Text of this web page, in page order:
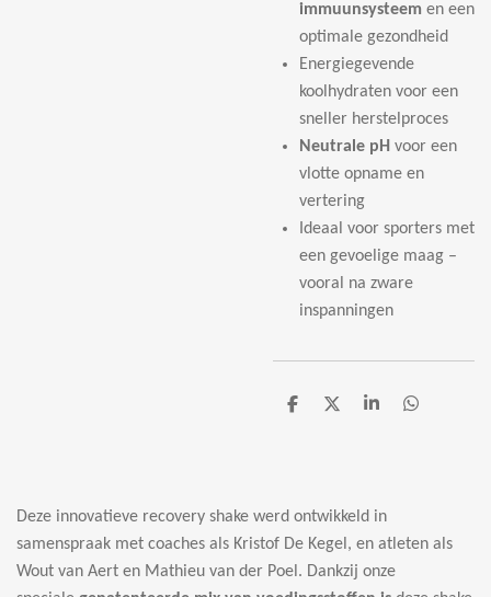
immuunsysteem en een
optimale gezondheid
Energiegevende
koolhydraten voor een
sneller herstelproces
Neutrale pH voor een
vlotte opname en
vertering
Ideaal voor sporters met
een gevoelige maag –
vooral na zware
inspanningen
D
D
S
D
Deze innovatieve recovery shake werd ontwikkeld in
samenspraak met coaches als Kristof De Kegel, en atleten als
Wout van Aert en Mathieu van der Poel. Dankzij onze